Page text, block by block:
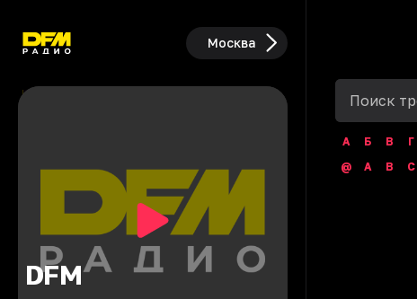
Москва
DFM
А Б В Г
@
A B C